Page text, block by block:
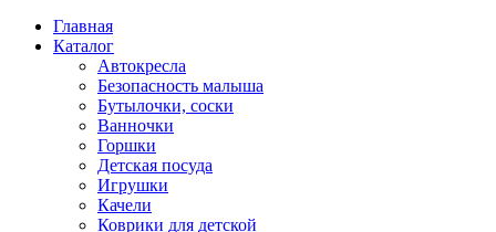
Главная
Каталог
Автокресла
Безопасность малыша
Бутылочки, соски
Ванночки
Горшки
Детская посуда
Игрушки
Качели
Коврики для детской